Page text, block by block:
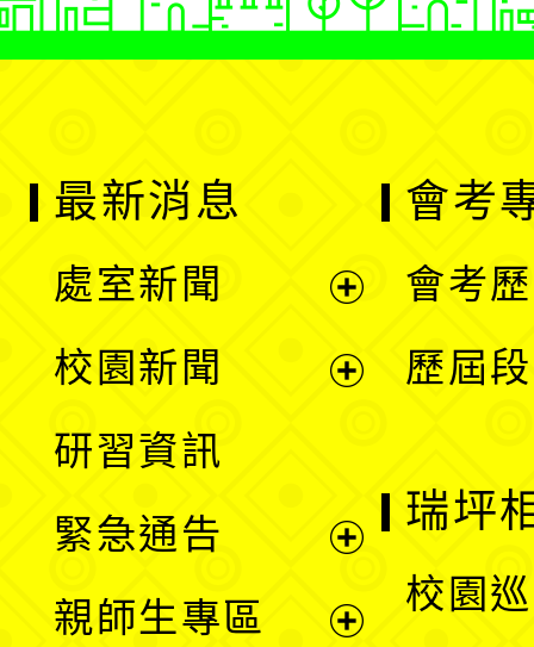
最新消息
處室新聞
單
校園新聞
選
單
研習資訊
緊急通告
親師生專區
會考
會考
歷屆
瑞坪
校園